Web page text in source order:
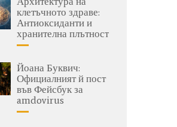
клетъчното здраве:
Антиоксиданти и
хранителна плътност
Йоана Буквич:
Официалният й пост
във Фейсбук за
amdovirus